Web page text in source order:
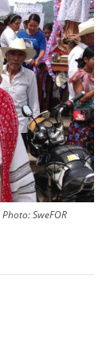
Photo:SweFOR